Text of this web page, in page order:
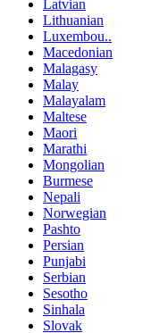
Latvian
Lithuanian
Luxembou..
Macedonian
Malagasy
Malay
Malayalam
Maltese
Maori
Marathi
Mongolian
Burmese
Nepali
Norwegian
Pashto
Persian
Punjabi
Serbian
Sesotho
Sinhala
Slovak